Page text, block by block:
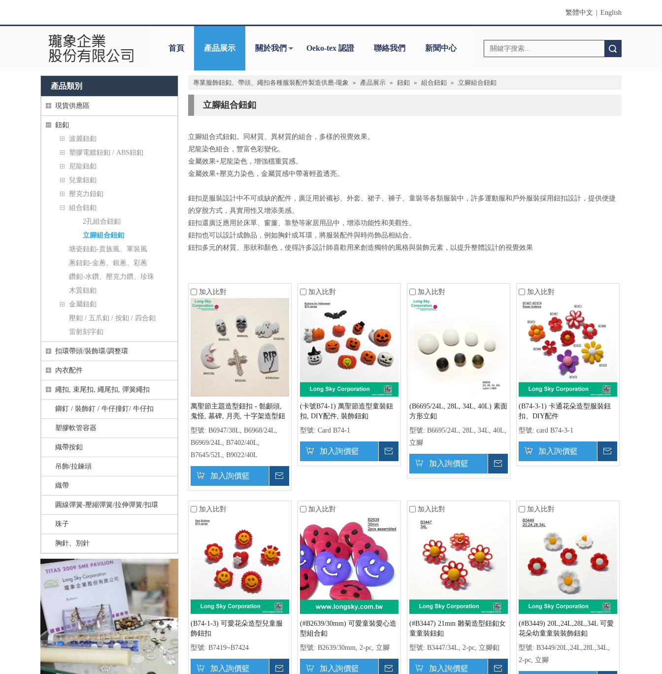
繁體中文 English
首頁 產品展示 關於我們 Oeko-tex 認證 聯絡我們 新聞中心
產品類別
現貨供應區
鈕釦
波麗鈕釦
塑膠電鍍鈕釦 / ABS鈕釦
尼龍鈕釦
兒童鈕釦
壓克力鈕釦
組合鈕釦
2孔組合鈕釦
立腳組合鈕釦
塘瓷鈕釦-貴族風、軍裝風
蔥鈕釦-金蔥、銀蔥、彩蔥
鑽釦-水鑽、壓克力鑽、珍珠
木質鈕釦
金屬鈕釦
壓釦 / 五爪釦 / 按釦 / 四合釦
雷射刻字釦
扣環帶頭/裝飾環/調整環
內衣配件
繩扣, 束尾扣, 繩尾扣, 彈簧繩扣
鉚釘 / 裝飾釘 / 牛仔撞釘/ 牛仔扣
塑膠軟管容器
織帶按釦
吊飾/拉鍊頭
織帶
圓線彈簧-壓縮彈簧/拉伸彈簧/扣環
珠子
胸針、別針
專業服飾鈕釦、帶頭、繩扣各種服裝配件製造供應-瓏象 » 產品展示 » 鈕釦 » 組合鈕釦 » 立腳組合鈕釦
立腳組合鈕釦
立腳組合式鈕釦。同材質、異材質的組合，多樣的視覺效果。
尼龍染色組合，豐富色彩變化。
金屬效果+尼龍染色，增強穩重質感。
金屬效果+壓克力染色，金屬質感中帶著輕盈透亮。
鈕扣是服裝設計中不可或缺的配件，廣泛用於襯衫、外套、裙子、褲子、童裝等各類服裝中，許多運動服和戶外服裝採用鈕扣設計，提供便捷
的穿脫方式，具實用性又增添美感。
鈕扣還廣泛應用於床單、窗簾、靠墊等家居用品中，增添功能性和美觀性。
鈕扣也可以設計成飾品，例如胸針或耳環，將服裝配件與時尚飾品相結合。
鈕扣多元的材質、形狀和顏色，使得許多設計師喜歡用來創造獨特的風格與裝飾元素，以提升整體設計的視覺效果
加入比對
萬聖節主題造型鈕扣 - 骷顱頭,
鬼怪, 墓碑, 月亮, 十字架造型鈕
扣 (B6947, B6968, B6969, B7402,
B7645, B9022)
型號: B6947/38L, B6968/24L,
B6969/24L, B7402/40L,
B7645/52L, B9022/40L
加入詢價籃
加入比對
(卡號B74-1) 萬聖節造型童裝鈕
扣, DIY配件, 裝飾鈕釦
型號: Card B74-1
加入詢價籃
加入比對
(B6695/24L, 28L, 34L, 40L) 素面
方形立釦
型號: B6695/24L, 28L, 34L, 40L,
立腳
加入詢價籃 詢價
加入比對
(B74-3-1) 卡通花朵造型服裝鈕
扣、DIY配件
型號: card B74-3-1
加入詢價籃
加入比對
(B74-1-3) 可愛花朵造型兒童服
飾鈕扣
型號: B7419~B7424
加入詢價籃
加入比對
(#B2639/30mm) 可愛童裝愛心造
型組合釦
型號: B2639/30mm, 2-pc, 立腳
加入詢價籃
加入比對
(#B3447) 21mm 雛菊造型鈕釦女
童童裝鈕釦
型號: B3447/34L, 2-pc, 立腳釦
加入詢價籃
加入比對
(#B3449) 20L,24L,28L,34L 可愛
花朵幼童童裝裝飾鈕釦
型號: B3449/20L,24L,28L,34L,
2-pc, 立腳